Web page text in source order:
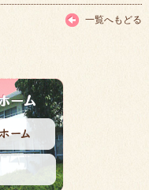
一覧へもどる